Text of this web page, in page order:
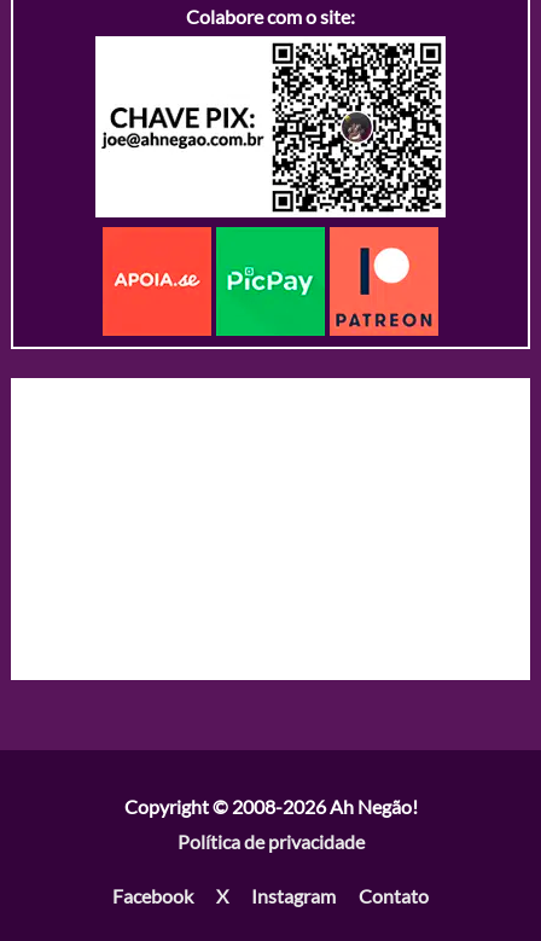
Colabore com o site:
Copyright © 2008-2026Ah Negão!
Política de privacidade
Facebook X Instagram Contato